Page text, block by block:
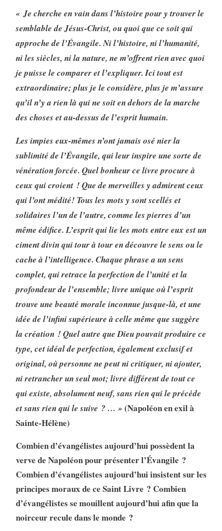
« Je cherche en vain dans l’histoire pour y trouver le
semblable de Jésus-Christ, ou quoi que ce soit qui
approche de l’Évangile. Ni l’histoire, ni l’humanité,
ni les siècles, ni la nature, ne m’offrent rien avec quoi
je puisse le com­parer et l’expliquer. Ici tout est
extraordinaire; plus je le considère, plus je m’assure
qu’il n’y a rien là qui ne soit en dehors de la marche
des choses et au-dessus de l’esprit humain.
Les impies eux-mêmes n’ont jamais osé nier la
sublimité de l’Évangile, qui leur inspire une sorte de
véné­ration forcée. Quel bonheur ce livre procure à
ceux qui croient ! Que de merveilles y admirent ceux
qui l’ont médité! Tous les mots y sont scellés et
solidaires l’un de l’autre, comme les pierres d’un
même édifice. L’esprit qui lie les mots entre eux est un
ciment divin qui tour à tour en découvre le sens ou le
cache à l’intelligence. Chaque phrase a un sens
complet, qui retrace la perfection de l’unité et la
profondeur de l’ensemble; livre unique où l’esprit
trouve une beauté morale inconnue jusque-là, et une
idée de l’infini supérieure à celle même que suggère
la création ! Quel autre que Dieu pouvait produire ce
type, cet idéal de perfection, également exclusif et
original, où personne ne peut ni critiquer, ni ajouter,
ni retrancher un seul mot; livre différent de tout ce
qui existe, absolument neuf, sans rien qui le précède
et sans rien qui le suive ? … » (Napoléon en exil à
Sainte-Hélène)
Combien d’évangélistes aujourd’hui possèdent la
verve de Napoléon pour présenter l’Évangile ?
Combien d’évangélistes aujourd’hui insistent sur les
principes moraux de ce Saint Livre ? Combien
d’évangélistes se mouillent aujourd’hui afin que la
noirceur recule dans le monde ?